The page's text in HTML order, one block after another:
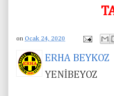
on Ocak 24, 2020
ERHA BEYKOZ
YENİBEYOZ